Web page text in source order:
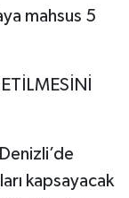
mahsus 5
kapsayacak